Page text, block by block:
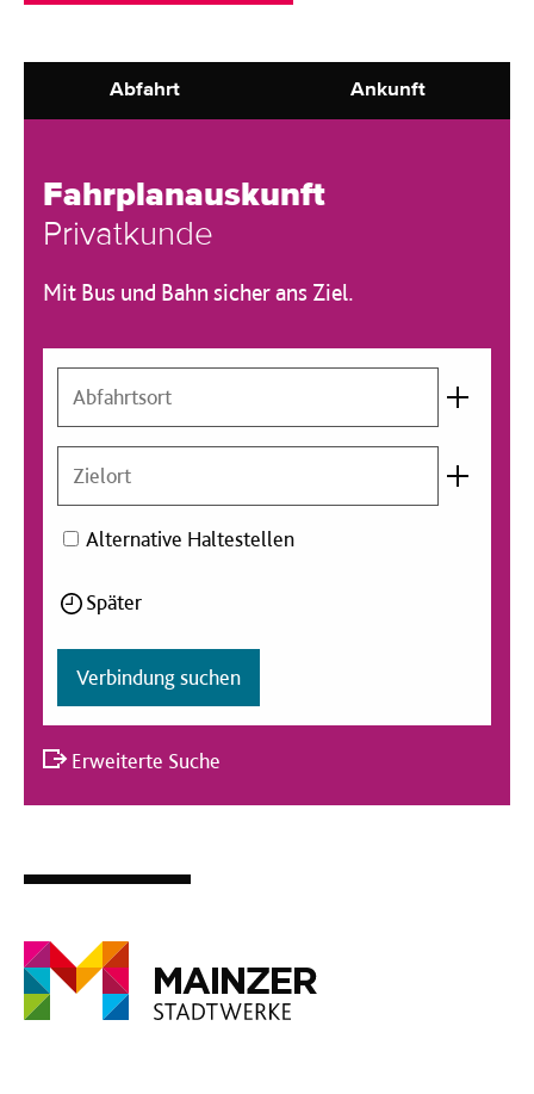
Abfahrt Ankunft
Fahrplanauskunft
Privatkunde
Mit Bus und Bahn sicher ans Ziel.
o
r
Alternative Haltestellen
Später
Verbindung suchen
Erweiterte Suche